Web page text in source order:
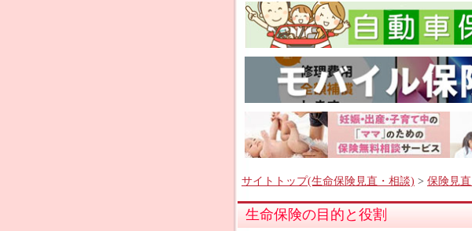
サイトトップ(生命保険見直・相談) > 保険見
生命保険の目的と役割